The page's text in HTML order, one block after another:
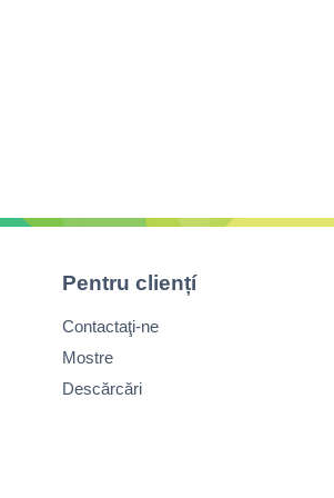
Pentru cliențí
Contactaţi-ne
Mostre
Descărcări